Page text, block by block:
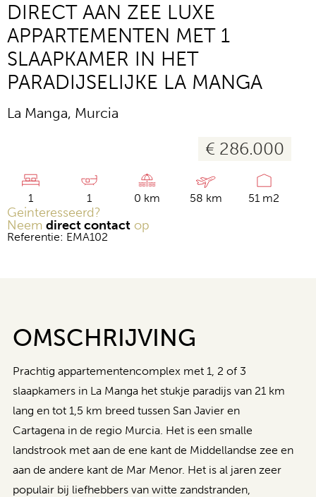
DIRECT AAN ZEE LUXE
APPARTEMENTEN MET 1
SLAAPKAMER IN HET
PARADIJSELIJKE LA MANGA
La Manga, Murcia
€ 286.000
1 1 0 km 58 km 51 m2
Geinteresseerd?
Neem direct contact op
Referentie: EMA102
OMSCHRIJVING
Prachtig appartementencomplex met 1, 2 of 3
slaapkamers in La Manga het stukje paradijs van 21 km
lang en tot 1,5 km breed tussen San Javier en
Cartagena in de regio Murcia. Het is een smalle
landstrook met aan de ene kant de Middellandse zee en
aan de andere kant de Mar Menor. Het is al jaren zeer
populair bij liefhebbers van witte zandstranden,